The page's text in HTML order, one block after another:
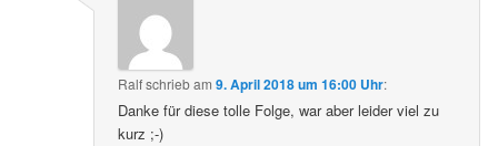
Ralfschriebam9. April 2018 um 16:00 Uhr:
Danke für diese tolle Folge, war aber leider viel zu
kurz ;-)